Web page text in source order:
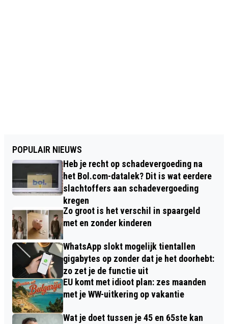
POPULAIR NIEUWS
Heb je recht op schadevergoeding na
het Bol.com-datalek? Dit is wat eerdere
slachtoffers aan schadevergoeding
kregen
Zo groot is het verschil in spaargeld
met en zonder kinderen
WhatsApp slokt mogelijk tientallen
gigabytes op zonder dat je het doorhebt:
zo zet je de functie uit
EU komt met idioot plan: zes maanden
met je WW-uitkering op vakantie
Wat je doet tussen je 45 en 65ste kan